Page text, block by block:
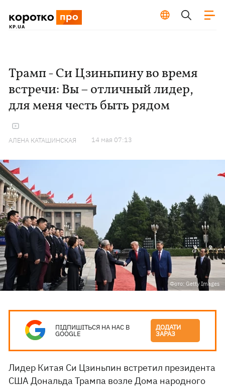
Трамп - Си Цзиньпину во время
встречи: Вы – отличный лидер,
для меня честь быть рядом
АЛЕНА КАТАШИНСКАЯ 14 мая 07:13
Фото: Getty Images
ПІДПИШІТЬСЯ НА НАС В
GOOGLE
ДОДАТИ
ЗАРАЗ
Лидер Китая Си Цзиньпин встретил президента
США Дональда Трампа возле Дома народного